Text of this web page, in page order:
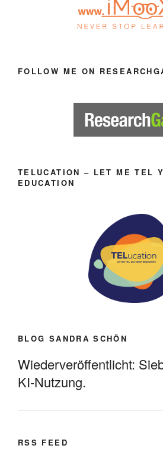
FOLLOW ME ON
TELUCATION – LET ME TEL
EDUCATION
BLOG SANDRA SCHÖN
Wiederveröffentlicht:
KI-Nutzung.
RSS FEED